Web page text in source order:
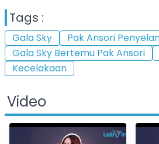
Tags :
Gala Sky
Pak Ansori
Gala Sky Bertemu Pak Ansori
Kecelakaan
Video